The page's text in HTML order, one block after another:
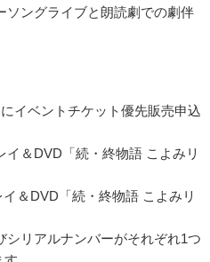
ソングライブと朗読劇での劇伴
イベントチケット優先販売申込
イ＆DVD「続・終物語 こよみリ
＆DVD「続・終物語 こよみリ
リアルナンバーがそれぞれ1つ